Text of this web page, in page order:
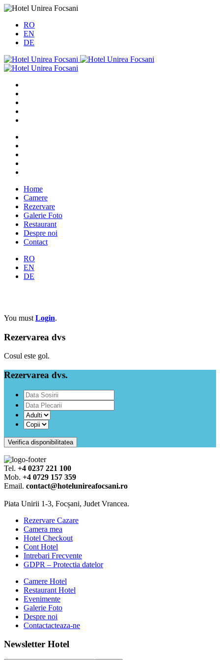
RO
EN
DE
Home
Camere
Rezervare
Galerie Foto
Restaurant
Despre noi
Contact
RO
EN
DE
You must Login.
Rezervarea dvs
Cosul este gol.
Rezervarea dvs.
Verifica disponibilitatea
Tel. +4 0237 221 100
Mob. +4 0729 157 359
Email. contact@hotelunireafocsani.ro
Piata Unirii 1-3, Focșani, Judet Vrancea.
Rezervare Cazare
Camera mea
Hotel Checkout
Cont Hotel
Intrebari Frecvente
GDPR – Protectia datelor
Camere Hotel
Restaurant Hotel
Evenimente
Galerie Foto
Despre noi
Contactacteaza-ne
Newsletter Hotel